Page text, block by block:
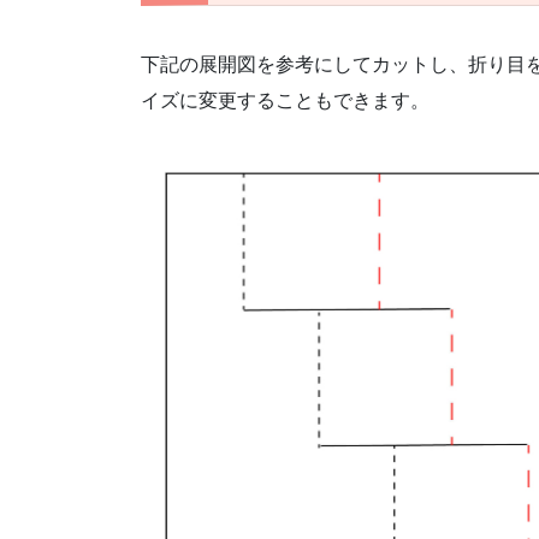
下記の展開図を参考にしてカットし、折り目
イズに変更することもできます。